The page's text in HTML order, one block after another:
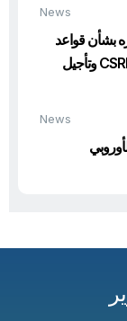
News
بشأن قواعد
الاستدامة: تضييق نطاق CSRD وتأجيل
News